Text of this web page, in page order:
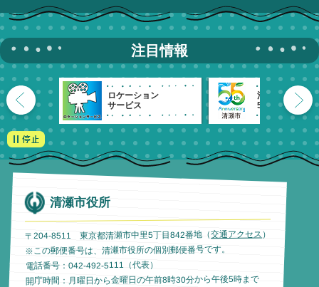
注目情報
ロケーション
サービス
清瀬市
55周年記念
清瀬市役所
〒204-8511 東京都清瀬市中里5丁目842番地（交通アクセス ）
※この郵便番号は、清瀬市役所の個別郵便番号です。
電話番号：042-492-5111（代表）
開庁時間：月曜日から金曜日の午前8時30分から午後5時まで